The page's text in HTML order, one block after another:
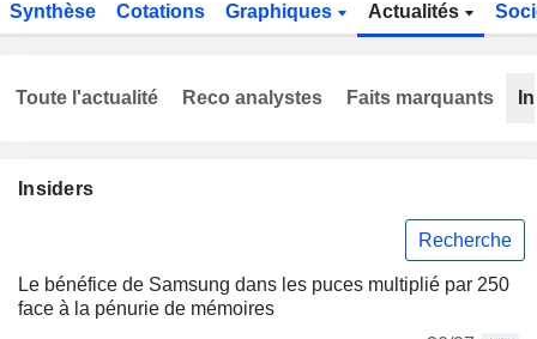
Synthèse Cotations Graphiques Actualités
Insiders
Recherche
Le bénéfice de Samsung dans les puces multiplié par 250
face à la pénurie de mémoires
Toute l'actualité Reco analystes Faits marquants